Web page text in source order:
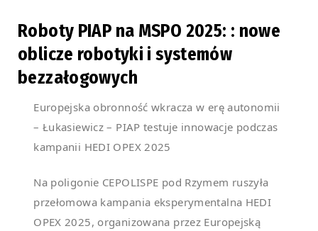
Roboty PIAP na MSPO 2025: : nowe
oblicze robotyki i systemów
bezzałogowych
Europejska obronność wkracza w erę autonomii
– Łukasiewicz – PIAP testuje innowacje podczas
kampanii HEDI OPEX 2025
Na poligonie CEPOLISPE pod Rzymem ruszyła
przełomowa kampania eksperymentalna HEDI
OPEX 2025, organizowana przez Europejską